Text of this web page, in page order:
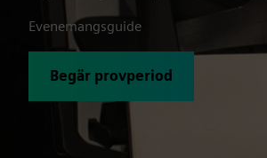
Evenemangsguide
Begär provperiod